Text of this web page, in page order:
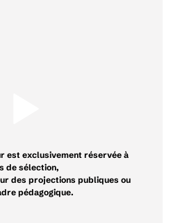
est exclusivement réservée à
de sélection,
des projections publiques ou
pédagogique.